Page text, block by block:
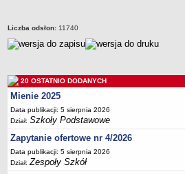
Majątek
Godziny dyżurów
Zarządzenia
Kontrole
Rejestry, ewidencje, archiwa
Sprawozdania
Deklaracja dostępności
PORADNIE PSYCHOLOGICZNO-PEDAGOGICZNE
Liczba odsłon: 11740
20 OSTATNIO DODANYCH
Mienie 2025
Data publikacji: 5 sierpnia 2026
Dział:Szkoły Podstawowe
Zapytanie ofertowe nr 4/2026
Data publikacji: 5 sierpnia 2026
Dział:Zespoły Szkół